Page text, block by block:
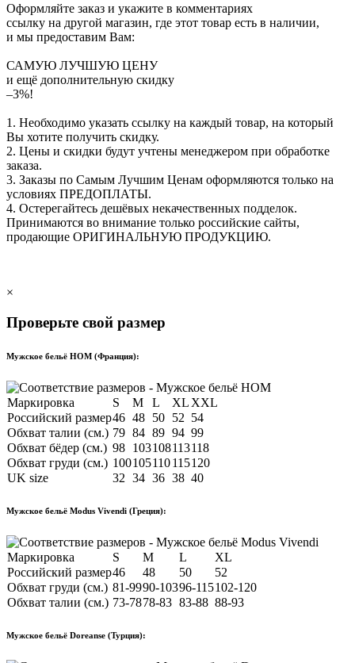
Оформляйте заказ и укажите в комментариях
ссылку на другой магазин, где этот товар есть в наличии,
и мы предоставим Вам:
САМУЮ ЛУЧШУЮ ЦЕНУ
и ещё дополнительную скидку
–3%!
1. Необходимо указать ссылку на каждый товар, на который
Вы хотите получить скидку.
2. Цены и скидки будут учтены менеджером при обработке
заказа.
3. Заказы по Самым Лучшим Ценам оформляются только на
условиях ПРЕДОПЛАТЫ.
4. Остерегайтесь дешёвых некачественных подделок.
Принимаются во внимание только российские сайты,
продающие ОРИГИНАЛЬНУЮ ПРОДУКЦИЮ.
×
Проверьте свой размер
Мужское бельё HOM (Франция):
Маркировка S M L XL XXL
Российский размер46 48 50 52 54
Обхват талии (см.) 79 84 89 94 99
Обхват бёдер (см.) 98 103108113118
Обхват груди (см.) 100105110115120
UK size
32 34 36 38 40
Мужское бельё Modus Vivendi (Греция):
Маркировка S M L
XL
Российский размер46 48 50
52
Обхват груди (см.) 81-9990-10396-115102-120
Обхват талии (см.) 73-7878-83 83-88 88-93
Мужское бельё Doreanse (Турция):